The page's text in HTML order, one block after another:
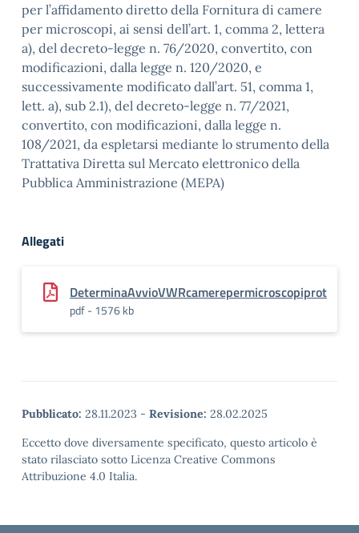
per l’affidamento diretto della Fornitura di camere
per microscopi, ai sensi dell’art. 1, comma 2, lettera
a), del decreto-legge n. 76/2020, convertito, con
modificazioni, dalla legge n. 120/2020, e
successivamente modificato dall’art. 51, comma 1,
lett. a), sub 2.1), del decreto-legge n. 77/2021,
convertito, con modificazioni, dalla legge n.
108/2021, da espletarsi mediante lo strumento della
Trattativa Diretta sul Mercato elettronico della
Pubblica Amministrazione (MEPA)
Allegati
DeterminaAvvioVWRcamerepermicroscopiprot
pdf - 1576 kb
Pubblicato: 28.11.2023 - Revisione: 28.02.2025
Eccetto dove diversamente specificato, questo articolo è
stato rilasciato sotto Licenza Creative Commons
Attribuzione 4.0 Italia.